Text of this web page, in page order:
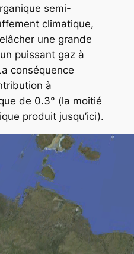
semi-
climatique,
une grande
puissant gaz à
conséquence
à
de 0.3° (la moitié
produit jusqu’ici).